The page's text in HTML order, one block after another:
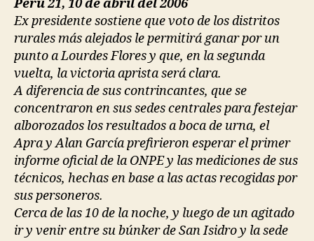
Perú 21, 10 de abril del 2006
Ex presidente sostiene que voto de los distritos
rurales más alejados le permitirá ganar por un
punto a Lourdes Flores y que, en la segunda
vuelta, la victoria aprista será clara.
A diferencia de sus contrincantes, que se
concentraron en sus sedes centrales para festejar
alborozados los resultados a boca de urna, el
Apra y Alan García prefirieron esperar el primer
informe oficial de la ONPE y las mediciones de sus
técnicos, hechas en base a las actas recogidas por
sus personeros.
Cerca de las 10 de la noche, y luego de un agitado
ir y venir entre su búnker de San Isidro y la sede